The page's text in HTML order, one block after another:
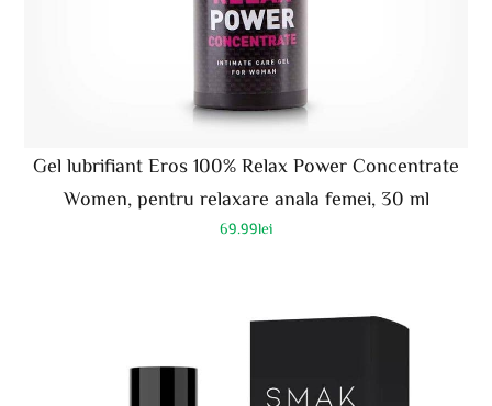
Gel lubrifiant Eros 100% Relax Power Concentrate
Women, pentru relaxare anala femei, 30 ml
69.99lei